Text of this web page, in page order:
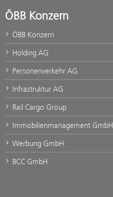
ÖBB Konzern
ÖBB Konzern
Holding AG
Personenverkehr AG
Infrastruktur AG
Rail Cargo Group
Immobilienmanagement GmbH
Werbung GmbH
BCC GmbH